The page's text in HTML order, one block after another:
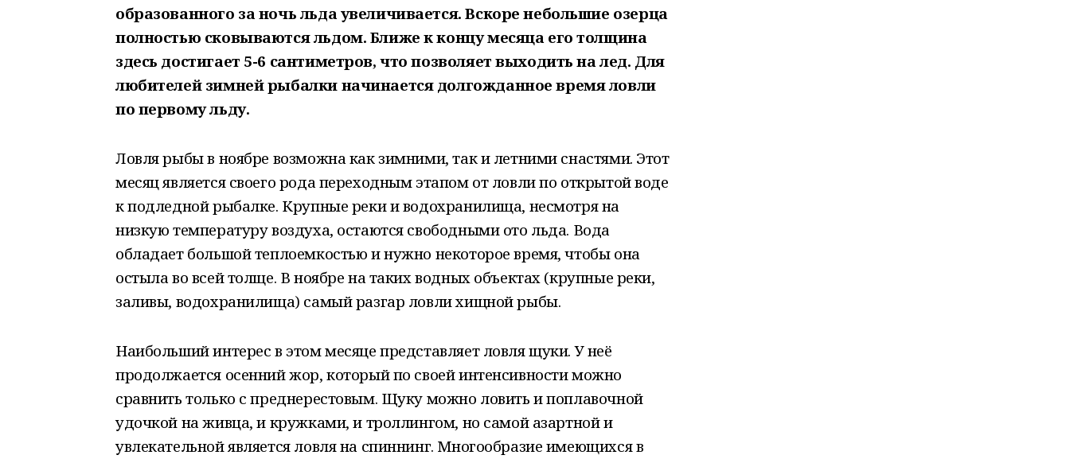
образованного за ночь льда увеличивается. Вскоре небольшие озерца
полностью сковываются льдом. Ближе к концу месяца его толщина
здесь достигает 5-6 сантиметров, что позволяет выходить на лед. Для
любителей зимней рыбалки начинается долгожданное время ловли
по первому льду.
Ловля рыбы в ноябре возможна как зимними, так и летними снастями. Этот
месяц является своего рода переходным этапом от ловли по открытой воде
к подледной рыбалке. Крупные реки и водохранилища, несмотря на
низкую температуру воздуха, остаются свободными ото льда. Вода
обладает большой теплоемкостью и нужно некоторое время, чтобы она
остыла во всей толще. В ноябре на таких водных объектах (крупные реки,
заливы, водохранилища) самый разгар ловли хищной рыбы.
Наибольший интерес в этом месяце представляет ловля щуки. У неё
продолжается осенний жор, который по своей интенсивности можно
сравнить только с преднерестовым. Щуку можно ловить и поплавочной
удочкой на живца, и кружками, и троллингом, но самой азартной и
увлекательной является ловля на спиннинг. Многообразие имеющихся в